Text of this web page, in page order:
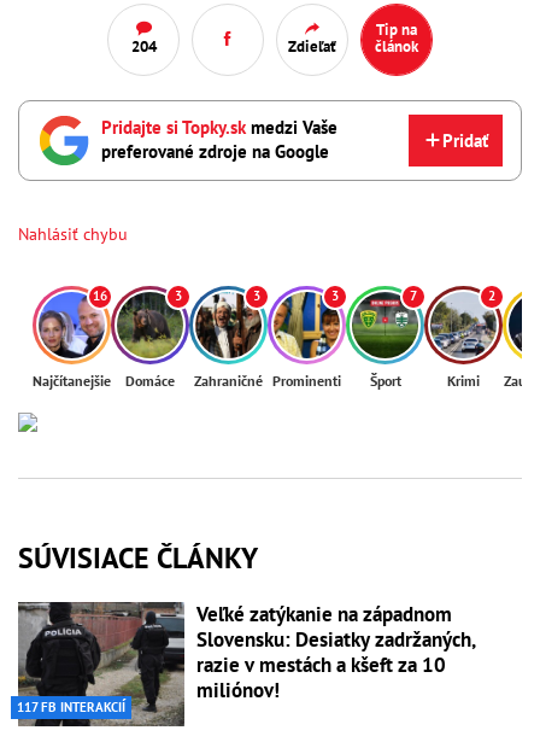
204 Zdieľať
Tip na
článok
Pridajte si Topky.skmedzi Vaše
preferované zdroje na Google
Pridať
Nahlásiť chybu
16
Najčítanejšie
3
Domáce
3
Zahraničné
3
Prominenti
7
Šport
2
Krimi
SÚVISIACE ČLÁNKY
117 FB INTERAKCIÍ
Veľké zatýkanie na západnom
Slovensku: Desiatky zadržaných,
razie v mestách a kšeft za 10
miliónov!